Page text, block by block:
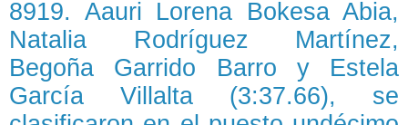
8919. Aauri Lorena Bokesa Abia,
Natalia Rodríguez Martínez,
Begoña Garrido Barro y Estela
García Villalta (3:37.66), se